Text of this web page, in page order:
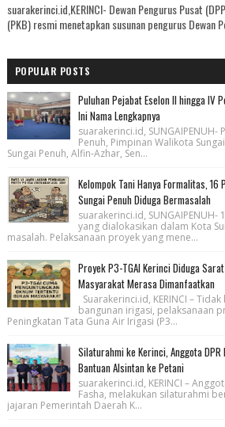
suarakerinci.id,KERINCI- Dewan Pengurus Pusat
(PKB) resmi menetapkan susunan pengurus Dewan
POPULAR POSTS
Puluhan Pejabat Eselon II hingga IV
Ini Nama Lengkapnya
suarakerinci.id, SUNGAIPENUH-
Penuh, Pimpinan Walikota
Sungai Penuh, Alfin-Azhar, Sen...
Kelompok Tani Hanya Formalitas, 16
Sungai Penuh Diduga Bermasalah
suarakerinci.id, SUNGAIPENUH-
yang dialokasikan dalam Kota
masalah. Pelaksanaan proyek yang mene...
Proyek P3-TGAI Kerinci Diduga
Masyarakat Merasa Dimanfaatkan
Suarakerinci.id, KERINCI –
bangunan irigasi, pelaksanaan
Peningkatan Tata Guna Air Irigasi (P3...
Silaturahmi ke Kerinci, Anggota
Bantuan Alsintan ke Petani
suarakerinci.id, KERINCI –
Fasha, melakukan silaturahmi
jajaran Pemerintah Daerah K...